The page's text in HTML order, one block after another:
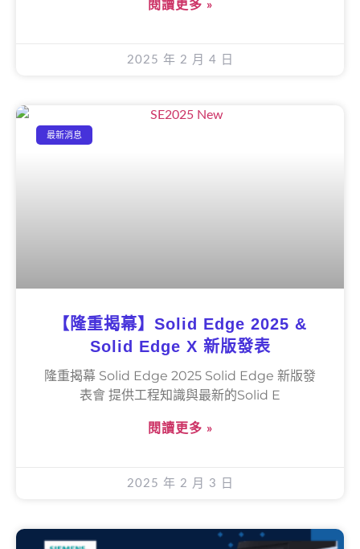
閱讀更多 »
2025 年 2 月 4 日
最新消息
【隆重揭幕】Solid Edge 2025 &
Solid Edge X 新版發表
隆重揭幕 Solid Edge 2025 Solid Edge 新版發
表會 提供工程知識與最新的Solid E
閱讀更多 »
2025 年 2 月 3 日